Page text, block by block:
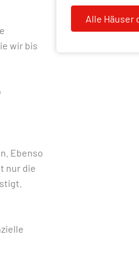
wir bis
Ebenso
nur die
Alle Häuser